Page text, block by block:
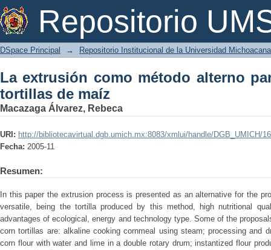
Repositorio
La extrusión como método alterno
DSpace Principal → Repositorio Institucional de la Universidad
La extrusión como método alterno
tortillas de maíz
Macazaga Álvarez, Rebeca
URI: http://bibliotecavirtual.dgb.umich.mx:8083/xmlui/handle/DGB_UMICH/
Fecha: 2005-11
Resumen:
In this paper the extrusion process is presented as an alternative for the
versatile, being the tortilla produced by this method, high nutritional
advantages of ecological, energy and technology type. Some of the
corn tortillas are: alkaline cooking cornmeal using steam; processing and
corn flour with water and lime in a double rotary drum; instantized flour